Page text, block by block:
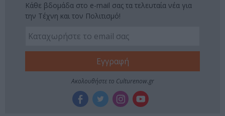
Κάθε βδομάδα στο e-mail σας τα τελευταία νέα για
την Τέχνη και τον Πολιτισμό!
Ακολουθήστε το Culturenow.gr